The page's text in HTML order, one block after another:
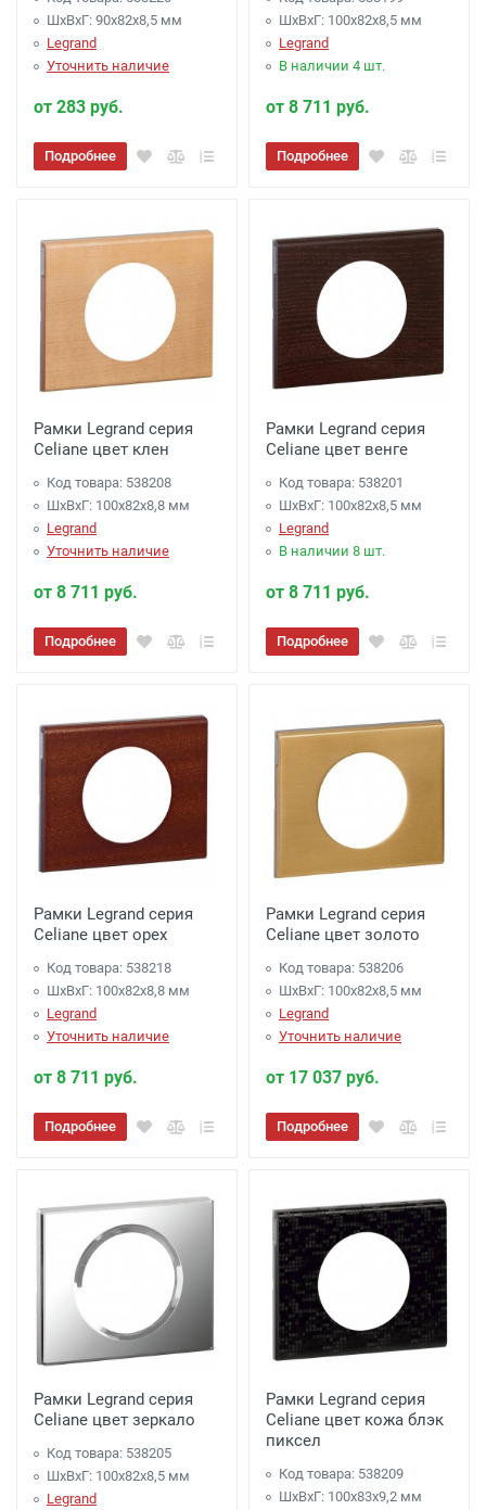
ШхВхГ: 90x82x8,5 мм
Legrand
Уточнить наличие
от 283 руб.
Подробнее
ШхВхГ: 100x82x8,5 мм
Legrand
В наличии 4 шт.
от 8 711 руб.
Подробнее
Рамки Legrand серия
Celiane цвет клен
Код товара: 538208
ШхВхГ: 100x82x8,8 мм
Legrand
Уточнить наличие
от 8 711 руб.
Подробнее
Рамки Legrand серия
Celiane цвет венге
Код товара: 538201
ШхВхГ: 100x82x8,5 мм
Legrand
В наличии 8 шт.
от 8 711 руб.
Подробнее
Рамки Legrand серия
Celiane цвет орех
Код товара: 538218
ШхВхГ: 100x82x8,8 мм
Legrand
Уточнить наличие
от 8 711 руб.
Подробнее
Рамки Legrand серия
Celiane цвет золото
Код товара: 538206
ШхВхГ: 100x82x8,5 мм
Legrand
Уточнить наличие
от 17 037 руб.
Подробнее
Рамки Legrand серия
Celiane цвет зеркало
Код товара: 538205
ШхВхГ: 100x82x8,5 мм
Legrand
Рамки Legrand серия
Celiane цвет кожа блэк
пиксел
Код товара: 538209
ШхВхГ: 100x83x9,2 мм